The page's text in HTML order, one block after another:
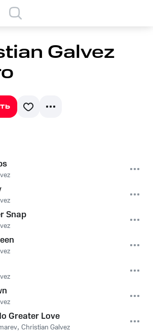
Galvez
Snap
Greater Love
, Christian Galvez